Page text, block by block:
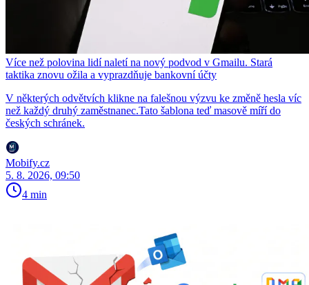
Více než polovina lidí naletí na nový podvod v Gmailu. Stará
taktika znovu ožila a vyprazdňuje bankovní účty
V některých odvětvích klikne na falešnou výzvu ke změně hesla víc
než každý druhý zaměstnanec.Tato šablona teď masově míří do
českých schránek.
Mobify.cz
5. 8. 2026, 09:50
4 min